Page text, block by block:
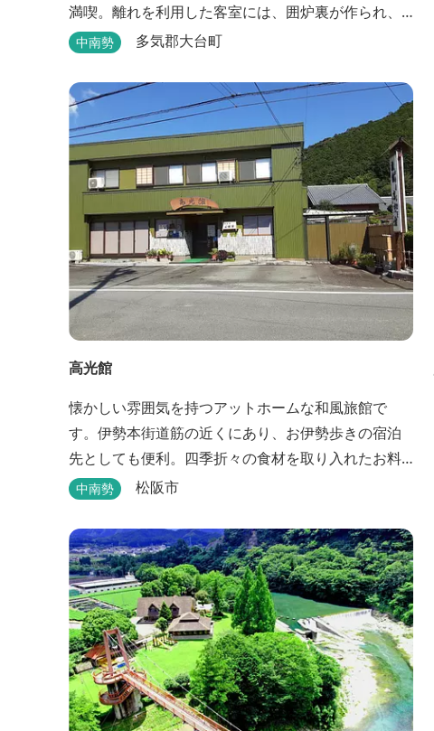
満喫。離れを利用した客室には、囲炉裏が作られ、
薪でたく手作りの岩風呂が自慢。
中南勢 多気郡大台町
高光館
懐かしい雰囲気を持つアットホームな和風旅館で
す。伊勢本街道筋の近くにあり、お伊勢歩きの宿泊
先としても便利。四季折々の食材を取り入れたお料
理も楽しめます。
中南勢 松阪市